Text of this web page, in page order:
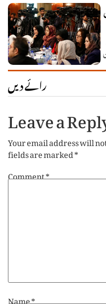
رائے دیں
Leave a
Your email address will
fields are marked*
Comment*
Name*